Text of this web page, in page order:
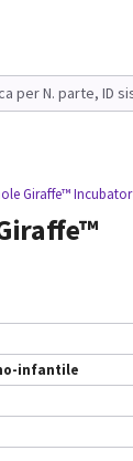
Giraffe™ Incubator
infantile